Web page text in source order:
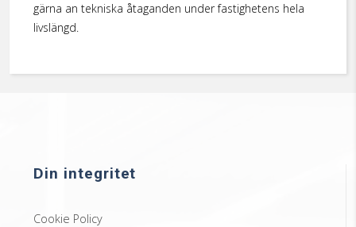
gärna an tekniska åtaganden under fastighetens hela
livslängd.
Din integritet
Cookie Policy